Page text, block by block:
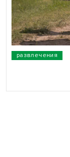
развлечения